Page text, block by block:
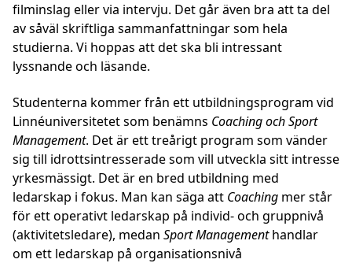
filminslag eller via intervju. Det går även bra att ta del
av såväl skriftliga sammanfattningar som hela
studierna. Vi hoppas att det ska bli intressant
lyssnande och läsande.
Studenterna kommer från ett utbildningsprogram vid
Linnéuniversitetet som benämns Coaching och Sport
Management. Det är ett treårigt program som vänder
sig till idrottsintresserade som vill utveckla sitt intresse
yrkesmässigt. Det är en bred utbildning med
ledarskap i fokus. Man kan säga att Coaching mer står
för ett operativt ledarskap på individ- och gruppnivå
(aktivitetsledare), medan Sport Managementhandlar
om ett ledarskap på organisationsnivå